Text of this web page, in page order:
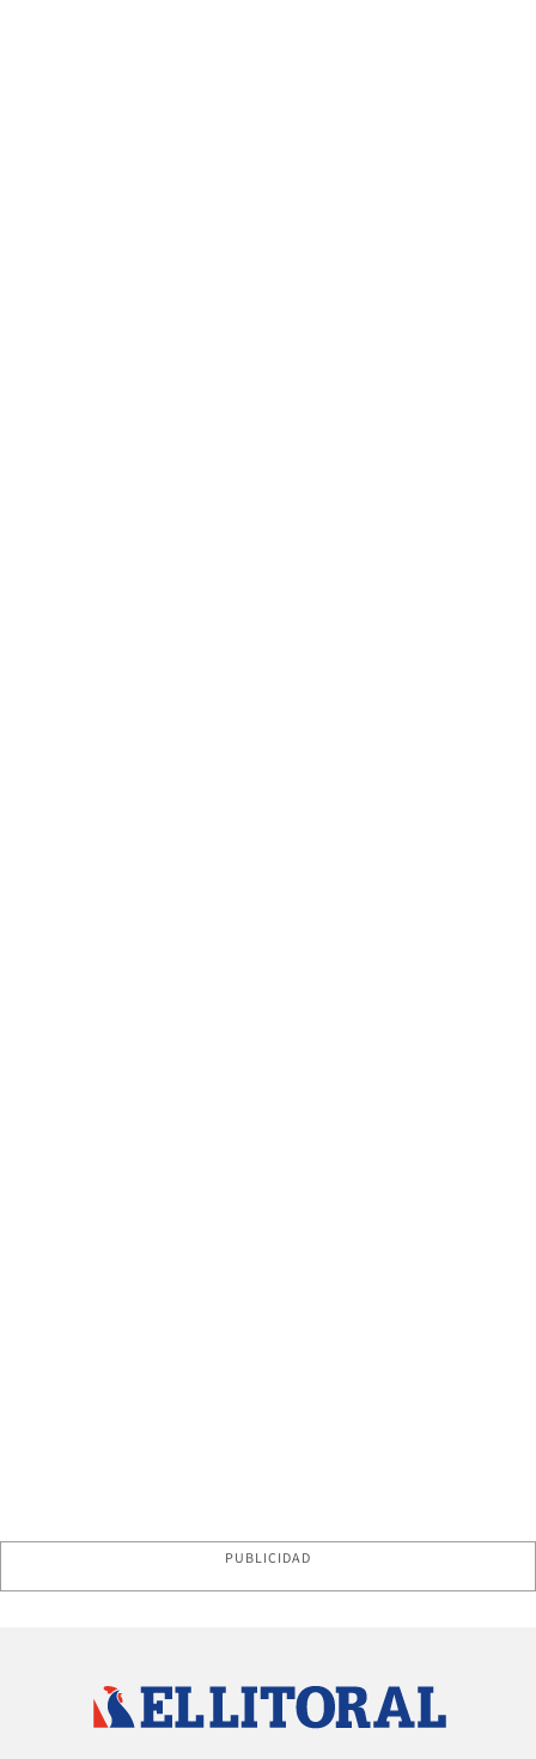
PUBLICIDAD